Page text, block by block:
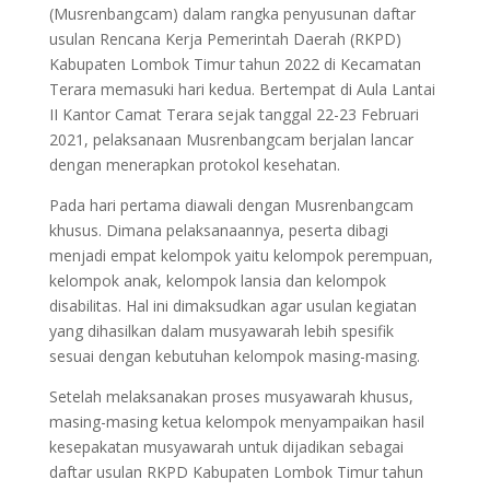
(Musrenbangcam) dalam rangka penyusunan daftar
usulan Rencana Kerja Pemerintah Daerah (RKPD)
Kabupaten Lombok Timur tahun 2022 di Kecamatan
Terara memasuki hari kedua. Bertempat di Aula Lantai
II Kantor Camat Terara sejak tanggal 22-23 Februari
2021, pelaksanaan Musrenbangcam berjalan lancar
dengan menerapkan protokol kesehatan.
Pada hari pertama diawali dengan Musrenbangcam
khusus. Dimana pelaksanaannya, peserta dibagi
menjadi empat kelompok yaitu kelompok perempuan,
kelompok anak, kelompok lansia dan kelompok
disabilitas. Hal ini dimaksudkan agar usulan kegiatan
yang dihasilkan dalam musyawarah lebih spesifik
sesuai dengan kebutuhan kelompok masing-masing.
Setelah melaksanakan proses musyawarah khusus,
masing-masing ketua kelompok menyampaikan hasil
kesepakatan musyawarah untuk dijadikan sebagai
daftar usulan RKPD Kabupaten Lombok Timur tahun